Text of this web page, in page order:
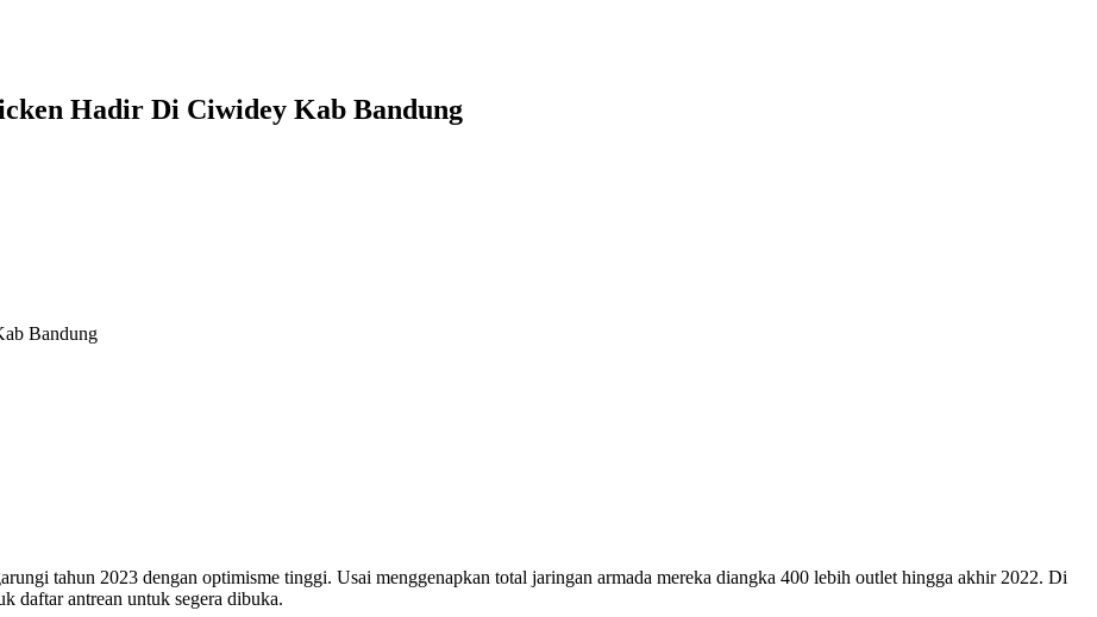
Hadir Di Ciwidey Kab Bandung
Bandung
tahun 2023 dengan optimisme tinggi. Usai menggenapkan total jaringan armada mereka diangka 400 lebih outlet hingga akhir 2022. Di
daftar antrean untuk segera dibuka.